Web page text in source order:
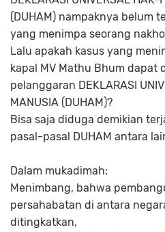
(DUHAM) nampaknya belum
yang menimpa seorang
Lalu apakah kasus yang
kapal MV Mathu Bhum dapat
pelanggaran DEKLARASI
MANUSIA (DUHAM)?
Bisa saja diduga demikian
pasal-pasal DUHAM antara
Dalam mukadimah:
Menimbang, bahwa
persahabatan di antara
ditingkatkan,